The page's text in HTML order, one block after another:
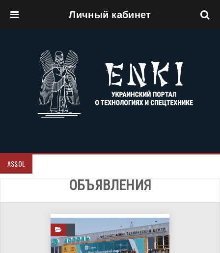
Личный кабинет
ASSOL
ОБЪЯВЛЕНИЯ